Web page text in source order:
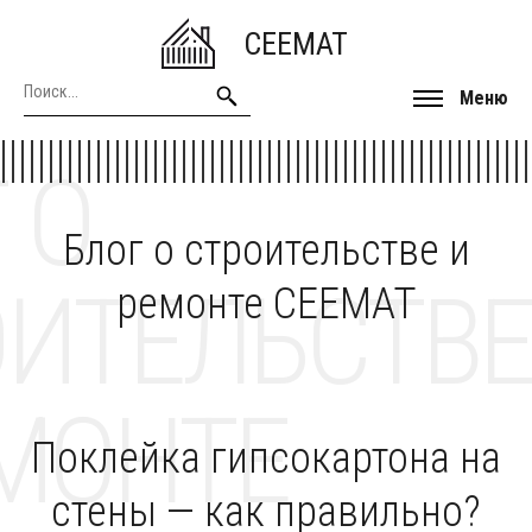
CEEMAT
Меню
Блог о строительстве и
ремонте CEEMAT
О
Поклейка гипсокартона на
стены — как правильно?